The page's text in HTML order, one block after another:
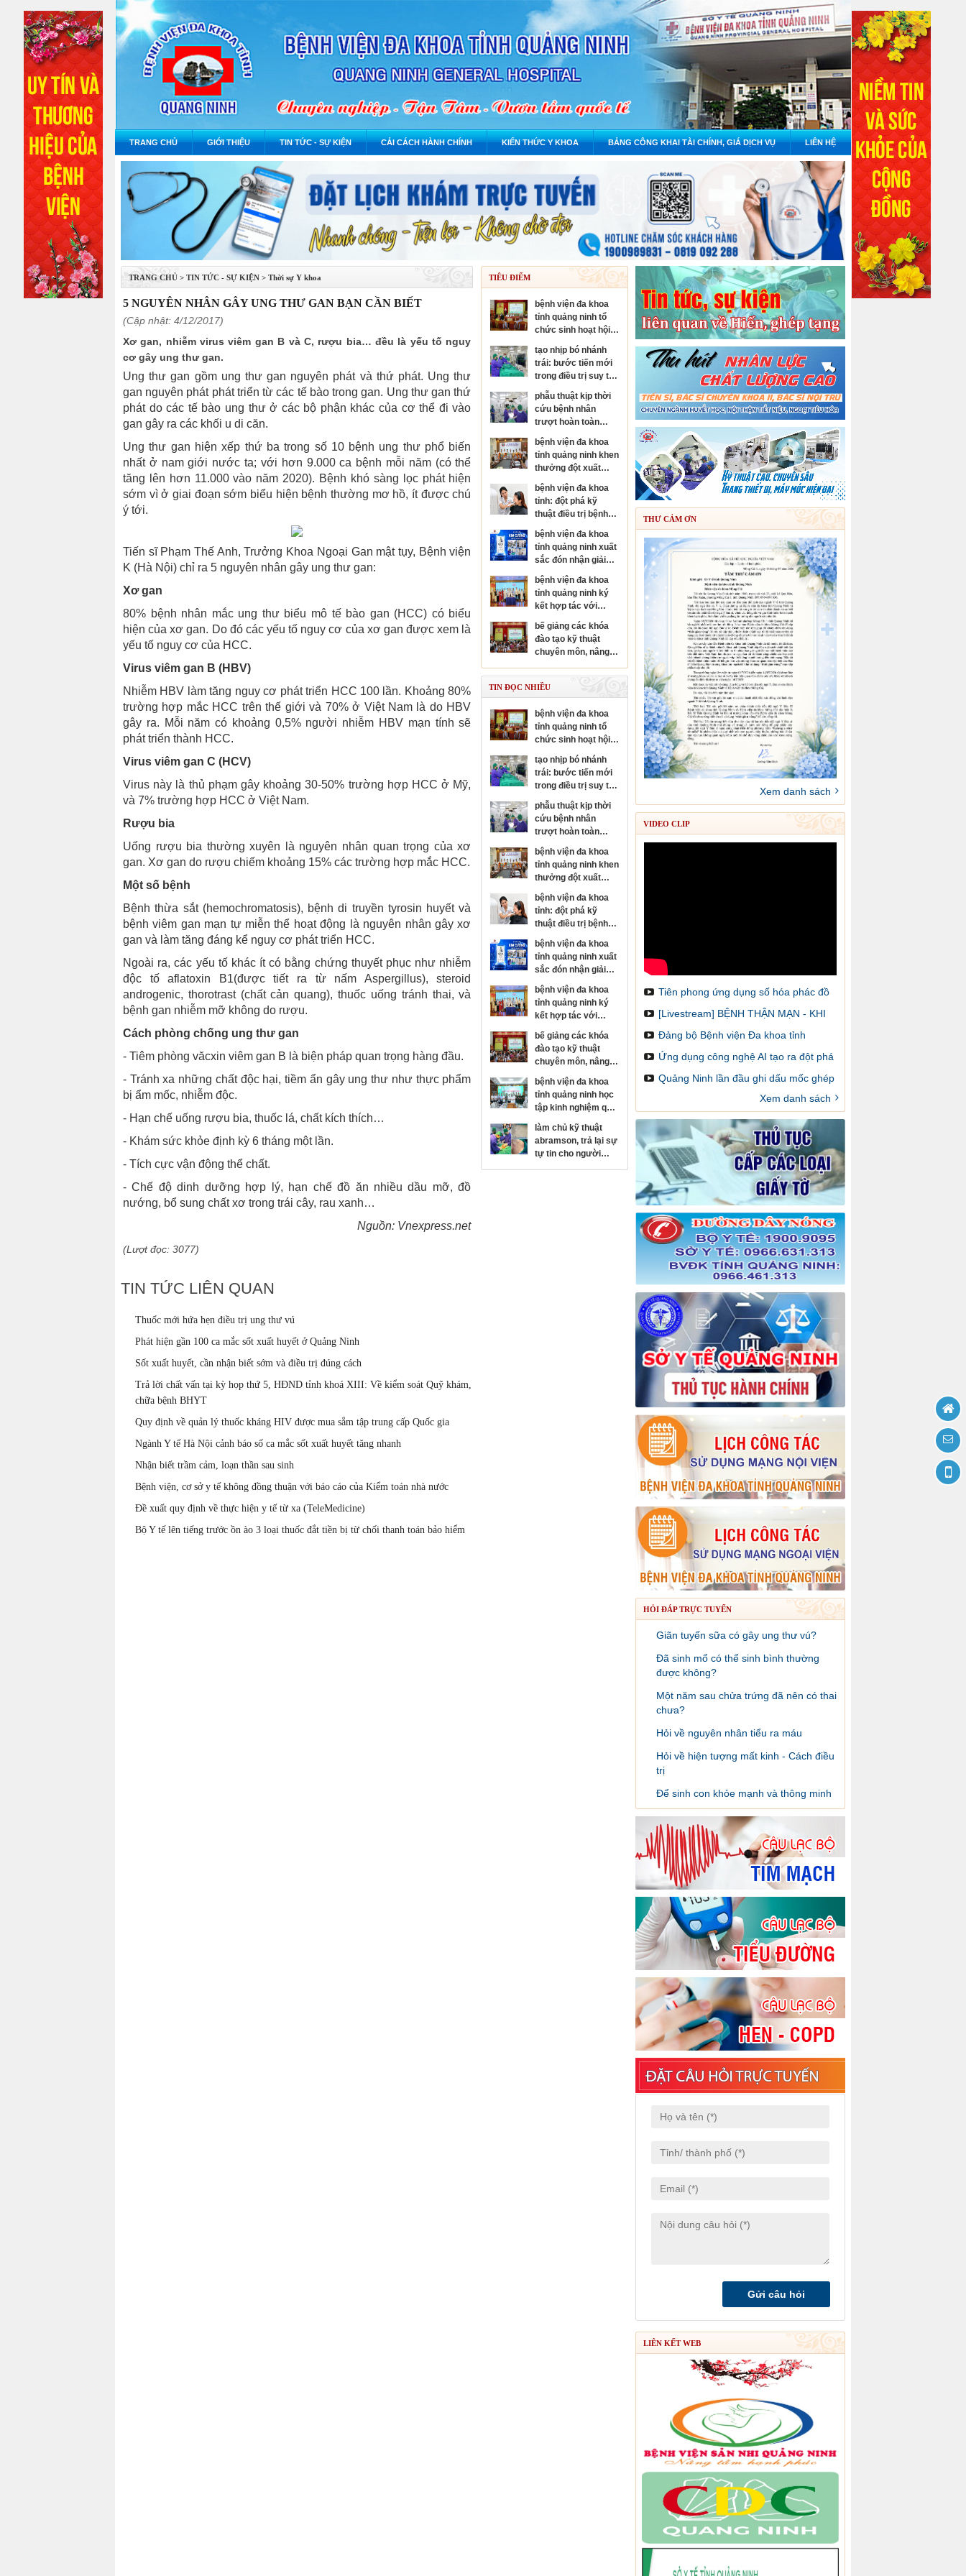
TRANG CHỦ GIỚI THIỆU TIN TỨC - SỰ KIỆN CẢI CÁCH HÀNH CHÍNH KIẾN THỨC Y KHOA BẢNG CÔNG KHAI TÀI CHÍNH, GIÁ DỊCH VỤ LIÊN HỆ
TRANG CHỦ > TIN TỨC - SỰ KIỆN > Thời sự Y khoa
5 NGUYÊN NHÂN GÂY UNG THƯ GAN BẠN CẦN BIẾT
(Cập nhật: 4/12/2017)
Xơ gan, nhiễm virus viêm gan B và C, rượu bia… đều là yếu tố nguy
cơ gây ung thư gan.
Ung thư gan gồm ung thư gan nguyên phát và thứ phát. Ung thư
gan nguyên phát phát triển từ các tế bào trong gan. Ung thư gan thứ
phát do các tế bào ung thư ở các bộ phận khác của cơ thể đi vào
gan gây ra các khối u di căn.
Ung thư gan hiện xếp thứ ba trong số 10 bệnh ung thư phổ biến
nhất ở nam giới nước ta; với hơn 9.000 ca bệnh mỗi năm (có thể
tăng lên hơn 11.000 vào năm 2020). Bệnh khó sàng lọc phát hiện
sớm vì ở giai đoạn sớm biểu hiện bệnh thường mơ hồ, ít được chú
ý tới.
Tiến sĩ Phạm Thế Anh, Trưởng Khoa Ngoại Gan mật tụy, Bệnh viện
K (Hà Nội) chỉ ra 5 nguyên nhân gây ung thư gan:
Xơ gan
80% bệnh nhân mắc ung thư biểu mô tế bào gan (HCC) có biểu
hiện của xơ gan. Do đó các yếu tố nguy cơ của xơ gan được xem là
yếu tố nguy cơ của HCC.
Virus viêm gan B (HBV)
Nhiễm HBV làm tăng nguy cơ phát triển HCC 100 lần. Khoảng 80%
trường hợp mắc HCC trên thế giới và 70% ở Việt Nam là do HBV
gây ra. Mỗi năm có khoảng 0,5% người nhiễm HBV mạn tính sẽ
phát triển thành HCC.
Virus viêm gan C (HCV)
Virus này là thủ phạm gây khoảng 30-50% trường hợp HCC ở Mỹ,
và 7% trường hợp HCC ở Việt Nam.
Rượu bia
Uống rượu bia thường xuyên là nguyên nhân quan trọng của xơ
gan. Xơ gan do rượu chiếm khoảng 15% các trường hợp mắc HCC.
Một số bệnh
Bệnh thừa sắt (hemochromatosis), bệnh di truyền tyrosin huyết và
bệnh viêm gan mạn tự miễn thể hoạt động là nguyên nhân gây xơ
gan và làm tăng đáng kể nguy cơ phát triển HCC.
Ngoài ra, các yếu tố khác ít có bằng chứng thuyết phục như nhiễm
độc tố aflatoxin B1(được tiết ra từ nấm Aspergillus), steroid
androgenic, thorotrast (chất cản quang), thuốc uống tránh thai, và
bệnh gan nhiễm mỡ không do rượu.
Cách phòng chống ung thư gan
- Tiêm phòng văcxin viêm gan B là biện pháp quan trọng hàng đầu.
- Tránh xa những chất độc hại, tiềm ẩn gây ung thư như thực phẩm
bị ẩm mốc, nhiễm độc.
- Hạn chế uống rượu bia, thuốc lá, chất kích thích…
- Khám sức khỏe định kỳ 6 tháng một lần.
- Tích cực vận động thể chất.
- Chế độ dinh dưỡng hợp lý, hạn chế đồ ăn nhiều dầu mỡ, đồ
nướng, bổ sung chất xơ trong trái cây, rau xanh…
Nguồn: Vnexpress.net
(Lượt đọc: 3077)
TIN TỨC LIÊN QUAN
Thuốc mới hứa hẹn điều trị ung thư vú
Phát hiện gần 100 ca mắc sốt xuất huyết ở Quảng Ninh
Sốt xuất huyết, cần nhận biết sớm và điều trị đúng cách
Trả lời chất vấn tại kỳ họp thứ 5, HĐND tỉnh khoá XIII: Về kiểm soát Quỹ khám,
chữa bệnh BHYT
Quy định về quản lý thuốc kháng HIV được mua sắm tập trung cấp Quốc gia
Ngành Y tế Hà Nội cảnh báo số ca mắc sốt xuất huyết tăng nhanh
Nhận biết trầm cảm, loạn thần sau sinh
Bệnh viện, cơ sở y tế không đồng thuận với báo cáo của Kiểm toán nhà nước
Đề xuất quy định về thực hiện y tế từ xa (TeleMedicine)
Bộ Y tế lên tiếng trước ồn ào 3 loại thuốc đắt tiền bị từ chối thanh toán bảo hiểm
TIÊU ĐIỂM
bệnh viện đa khoa
tỉnh quảng ninh tổ
chức sinh hoạt hội
đồng người bệnh
cấp bệnh viện
tạo nhịp bó nhánh
trái: bước tiến mới
trong điều trị suy tim
và rối loạn nhịp tim
phẫu thuật kịp thời
cứu bệnh nhân
trượt hoàn toàn
thân đốt sống, sốc
tủy nặng
bệnh viện đa khoa
tỉnh quảng ninh khen
thưởng đột xuất
đơn nguyên đột quỵ
đạt danh hiệu kim
cương của hội đột
quỵ thế giới
bệnh viện đa khoa
tỉnh: đột phá kỹ
thuật điều trị bệnh
da liễu
bệnh viện đa khoa
tỉnh quảng ninh xuất
sắc đón nhận giải
thưởng kim cương
của hội đột quỵ thế
giới
bệnh viện đa khoa
tỉnh quảng ninh ký
kết hợp tác với
bệnh viện mắt trung
ương, phát triển
chuyên sâu chuyên
ngành nhãn khoa
bế giảng các khóa
đào tạo kỹ thuật
chuyên môn, nâng
sở
TIN ĐỌC NHIỀU
bệnh viện đa khoa
tỉnh quảng ninh tổ
chức sinh hoạt hội
đồng người bệnh
cấp bệnh viện
tạo nhịp bó nhánh
trái: bước tiến mới
trong điều trị suy tim
và rối loạn nhịp tim
phẫu thuật kịp thời
cứu bệnh nhân
trượt hoàn toàn
thân đốt sống, sốc
tủy nặng
bệnh viện đa khoa
tỉnh quảng ninh khen
thưởng đột xuất
đơn nguyên đột quỵ
đạt danh hiệu kim
cương của hội đột
quỵ thế giới
bệnh viện đa khoa
tỉnh: đột phá kỹ
thuật điều trị bệnh
da liễu
bệnh viện đa khoa
tỉnh quảng ninh xuất
sắc đón nhận giải
thưởng kim cương
của hội đột quỵ thế
giới
bệnh viện đa khoa
tỉnh quảng ninh ký
kết hợp tác với
bệnh viện mắt trung
ương, phát triển
chuyên sâu chuyên
ngành nhãn khoa
bế giảng các khóa
đào tạo kỹ thuật
chuyên môn, nâng
cao năng lực y tế cơ
sở
bệnh viện đa khoa
tỉnh quảng ninh học
tập kinh nghiệm quy
hoạch, xây dựng
bệnh viện hiện đại
tại bệnh viện trung
ương quân đội 108
làm chủ kỹ thuật
abramson, trả lại sự
tự tin cho người
THƯ CẢM ƠN
Xem danh sách
VIDEO CLIP
Tiên phong ứng dụng số hóa phác đồ
điều trị và cảnh báo dược lâm sàng
[Livestream] BỆNH THẬN MẠN - KHI
NÀO CẦN GHÉP THẬN VÀ LÀM SAO
Đảng bộ Bệnh viện Đa khoa tỉnh
Quảng Ninh: Một nhiệm kỳ đổi mới,
Ứng dụng công nghệ AI tạo ra đột phá
trong chẩn đoán hình ảnh y khoa
Quảng Ninh lần đầu ghi dấu mốc ghép
thận trên bản đồ ghép tạng Việt Nam
Xem danh sách
HỎI ĐÁP TRỰC TUYẾN
Giãn tuyến sữa có gây ung thư vú?
Đã sinh mổ có thể sinh bình thường
được không?
Một năm sau chửa trứng đã nên có thai
chưa?
Hỏi về nguyên nhân tiểu ra máu
Hỏi về hiện tượng mất kinh - Cách điều
trị
Để sinh con khỏe mạnh và thông minh
LIÊN KẾT WEB